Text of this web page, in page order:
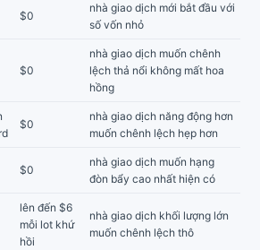
$0
nhà giao dịch mới bắt đầu với
số vốn nhỏ
$0
nhà giao dịch muốn chênh
lệch thả nổi không mất hoa
hồng
$0
nhà giao dịch năng động hơn
muốn chênh lệch hẹp hơn
$0
nhà giao dịch muốn hạng
đòn bẩy cao nhất hiện có
lên đến $6
mỗi lot khứ
hồi
nhà giao dịch khối lượng lớn
muốn chênh lệch thô